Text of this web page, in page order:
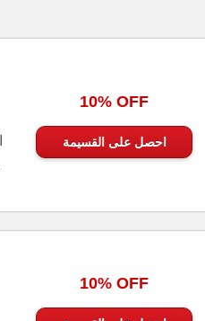
10% OFF
احصل على القسيمة
10% OFF